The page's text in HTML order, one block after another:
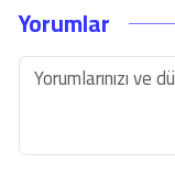
Yorumlar